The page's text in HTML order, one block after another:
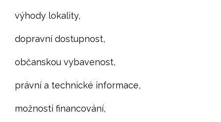
výhody lokality,
dopravní dostupnost,
občanskou vybavenost,
právní a technické informace,
možnosti financování,